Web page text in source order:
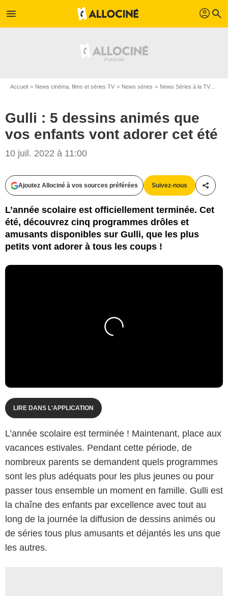
menu profil search
Accueil News cinéma, films et séries TV News séries News Séries à la TV
Gulli : 5 dessins animés que
vos enfants vont adorer cet été
10 juil. 2022 à 11:00
Ajoutez Allociné à vos sources préférées Suivez-nous
L’année scolaire est officiellement terminée. Cet
été, découvrez cinq programmes drôles et
amusants disponibles sur Gulli, que les plus
petits vont adorer à tous les coups !
LIRE DANS L'APPLICATION
L’année scolaire est terminée ! Maintenant, place aux
vacances estivales. Pendant cette période, de
nombreux parents se demandent quels programmes
sont les plus adéquats pour les plus jeunes ou pour
passer tous ensemble un moment en famille. Gulli est
la chaîne des enfants par excellence avec tout au
long de la journée la diffusion de dessins animés ou
de séries tous plus amusants et déjantés les uns que
les autres.